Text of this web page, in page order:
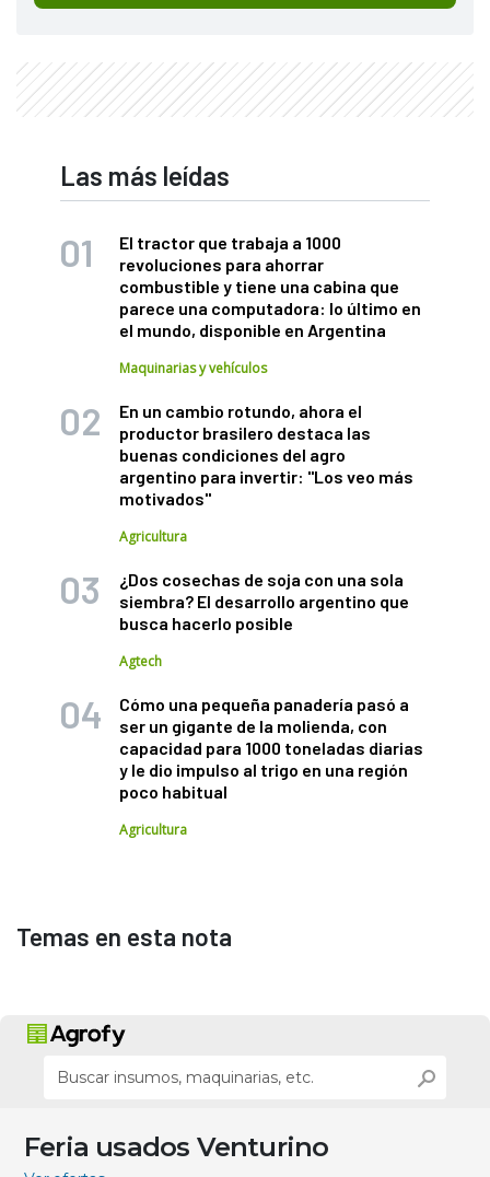
Las más leídas
El tractor que trabaja a 1000
revoluciones para ahorrar
combustible y tiene una cabina que
parece una computadora: lo último en
el mundo, disponible en Argentina
Maquinarias y vehículos
En un cambio rotundo, ahora el
productor brasilero destaca las
buenas condiciones del agro
argentino para invertir: "Los veo más
motivados"
Agricultura
¿Dos cosechas de soja con una sola
siembra? El desarrollo argentino que
busca hacerlo posible
Agtech
Cómo una pequeña panadería pasó a
ser un gigante de la molienda, con
capacidad para 1000 toneladas diarias
y le dio impulso al trigo en una región
poco habitual
Agricultura
Temas en esta nota
Feria usados Venturino